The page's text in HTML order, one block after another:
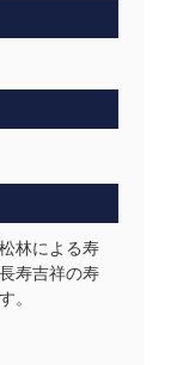
林による寿
寿吉祥の寿
。